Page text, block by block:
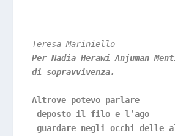
Teresa Mariniello
Per Nadia Herawi Anjuman
di sopravvivenza.
Altrove potevo parlare
deposto il filo e l’ago
guardare negli occhi delle